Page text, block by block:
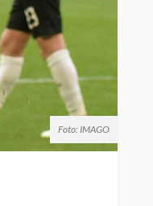
Foto: IMAGO